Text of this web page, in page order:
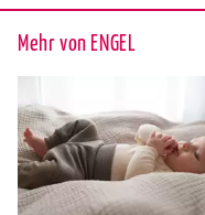
Mehr von ENGEL